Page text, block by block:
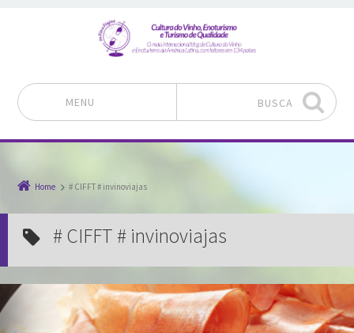
MENU BUSCA
Home # CIFFT # invinoviajas
# CIFFT # invinoviajas